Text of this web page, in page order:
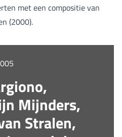
met een compositie van
(2000).
Mijnders,
Stralen,